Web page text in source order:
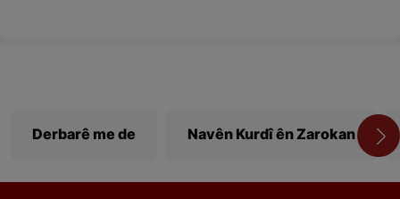
Derbarê me de Navên Kurdî ên Zarokan